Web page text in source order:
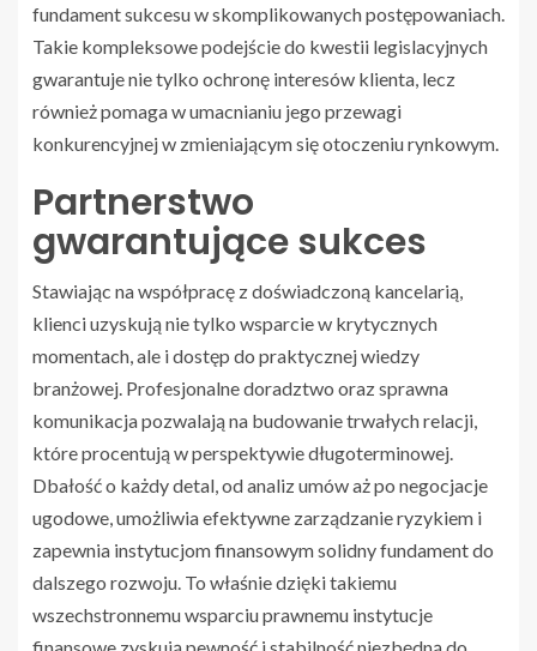
fundament sukcesu w skomplikowanych postępowaniach.
Takie kompleksowe podejście do kwestii legislacyjnych
gwarantuje nie tylko ochronę interesów klienta, lecz
również pomaga w umacnianiu jego przewagi
konkurencyjnej w zmieniającym się otoczeniu rynkowym.
Partnerstwo
gwarantujące sukces
Stawiając na współpracę z doświadczoną kancelarią,
klienci uzyskują nie tylko wsparcie w krytycznych
momentach, ale i dostęp do praktycznej wiedzy
branżowej. Profesjonalne doradztwo oraz sprawna
komunikacja pozwalają na budowanie trwałych relacji,
które procentują w perspektywie długoterminowej.
Dbałość o każdy detal, od analiz umów aż po negocjacje
ugodowe, umożliwia efektywne zarządzanie ryzykiem i
zapewnia instytucjom finansowym solidny fundament do
dalszego rozwoju. To właśnie dzięki takiemu
wszechstronnemu wsparciu prawnemu instytucje
finansowe zyskują pewność i stabilność niezbędną do